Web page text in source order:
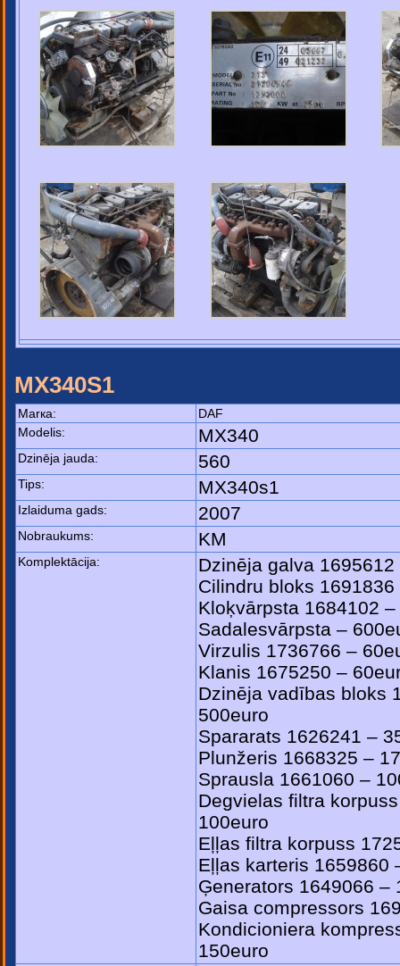
MX340S1
Маrка:
DAF
Моdelis:
MX340
Dzinēja jauda: 560
Tips: MX340s1
Izlaiduma gads: 2007
Nobraukums: KM
Komplektācija:
Dzinēja galva
Cilindru bloks
Kloķvārpsta 1684102
Sadalesvārpsta –
Virzulis 1736766 –
Klanis 1675250 –
Dzinēja vadības bloks
500euro
Spararats 1626241 –
Plunžeris 1668325 –
Sprausla 1661060 –
Degvielas filtra
100euro
Eļļas filtra korpuss
Eļļas karteris 1659860
Ģenerators 1649066 –
Gaisa compressors
Kondicioniera
150euro